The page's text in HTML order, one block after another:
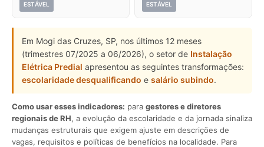
ESTÁVEL ESTÁVEL
Em Mogi das Cruzes, SP, nos últimos 12 meses
(trimestres 07/2025 a 06/2026), o setor de Instalação
Elétrica Predial apresentou as seguintes transformações:
escolaridade desqualificando e salário subindo.
Como usar esses indicadores: para gestores e diretores
regionais de RH, a evolução da escolaridade e da jornada sinaliza
mudanças estruturais que exigem ajuste em descrições de
vagas, requisitos e políticas de benefícios na localidade. Para